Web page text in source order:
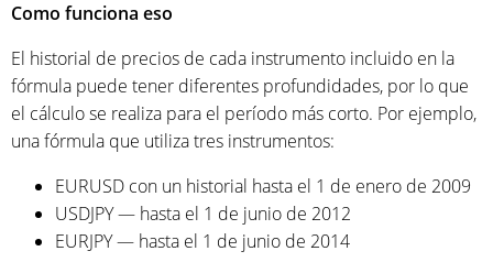
Como funciona eso
El historial de precios de cada instrumento incluido en la
fórmula puede tener diferentes profundidades, por lo que
el cálculo se realiza para el período más corto. Por ejemplo,
una fórmula que utiliza tres instrumentos:
EURUSD con un historial hasta el 1 de enero de 2009
USDJPY — hasta el 1 de junio de 2012
EURJPY — hasta el 1 de junio de 2014